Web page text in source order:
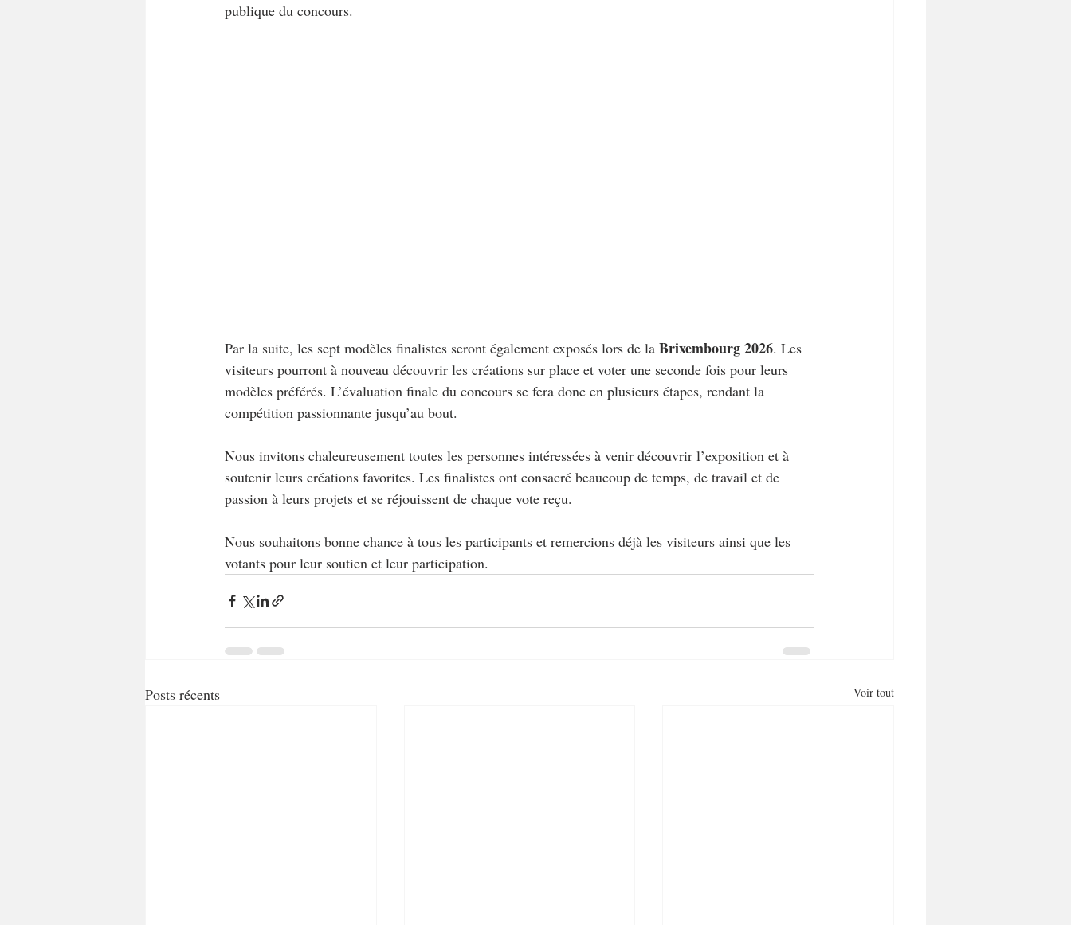
publique du concours.
Par la suite, les sept modèles finalistes seront également exposés lors de la Brixembourg 2026. Les
visiteurs pourront à nouveau découvrir les créations sur place et voter une seconde fois pour leurs
modèles préférés. L’évaluation finale du concours se fera donc en plusieurs étapes, rendant la
compétition passionnante jusqu’au bout.
Nous invitons chaleureusement toutes les personnes intéressées à venir découvrir l’exposition et à
soutenir leurs créations favorites. Les finalistes ont consacré beaucoup de temps, de travail et de
passion à leurs projets et se réjouissent de chaque vote reçu.
Nous souhaitons bonne chance à tous les participants et remercions déjà les visiteurs ainsi que les
votants pour leur soutien et leur participation.
Posts récents Voir tout